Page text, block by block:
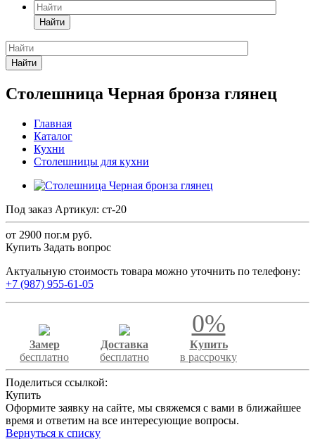
Найти
Найти
Столешница Черная бронза глянец
Главная
Каталог
Кухни
Столешницы для кухни
Под заказ Артикул: ст-20
от 2900 пог.м руб.
Купить Задать вопрос
Актуальную стоимость товара можно уточнить по телефону:
+7 (987) 955-61-05
Замер
бесплатно
Доставка
бесплатно
0%
Купить
в рассрочку
Поделиться ссылкой:
Купить
Оформите заявку на сайте, мы свяжемся с вами в ближайшее
время и ответим на все интересующие вопросы.
Вернуться к списку